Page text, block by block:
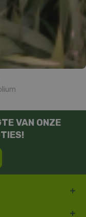
VAN ONZE